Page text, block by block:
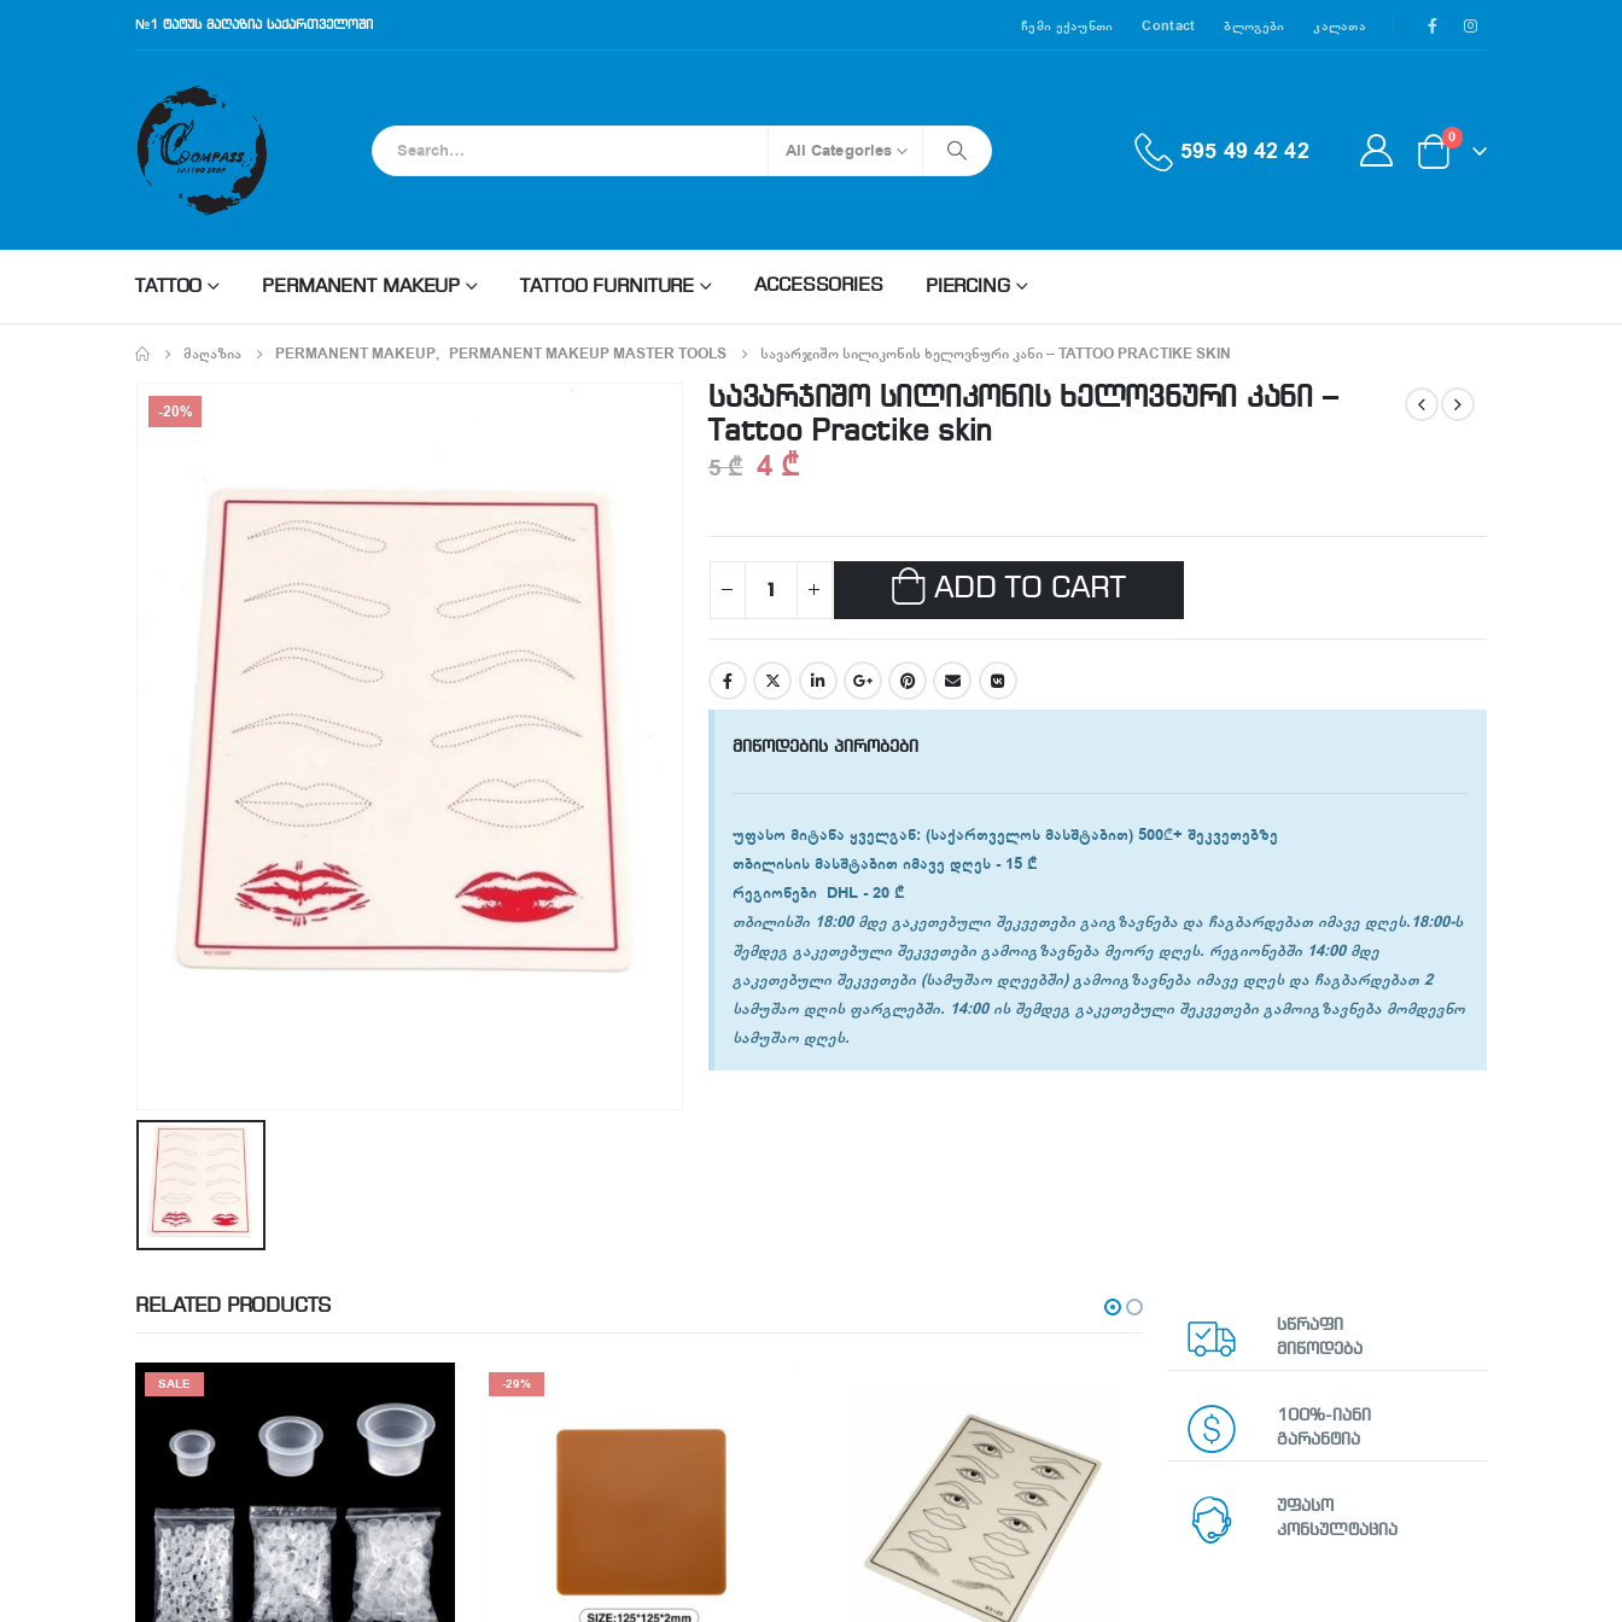
№1 ტატუს მაღაზია საქართველოში Ჩემი Ექაუნთი Contact Ბლოგები Კალათა
All Categories 595 49 42 42 0
TATTOO PERMANENT MAKEUP TATTOO FURNITURE ACCESSORIES PIERCING
ᲛᲐᲦᲐᲖᲘᲐ PERMANENT MAKEUP, PERMANENT MAKEUP MASTER TOOLS ᲡᲐᲕᲐᲠᲯᲘᲨᲝ ᲡᲘᲚᲘᲙᲝᲜᲘᲡ ᲮᲔᲚᲝᲕᲜᲣᲠᲘ ᲙᲐᲜᲘ – TATTOO PRACTIKE SKIN
-20%
სავარჯიშო სილიკონის ხელოვნური კანი –
Tattoo Practike skin
5₾ 4 ₾
ADD TO CART
მიწოდების პირობები
უფასო მიტანა ყველგან: (საქართველოს მასშტაბით) 500₾+ შეკვეთებზე
თბილისისმასშტაბით იმავე დღეს -15 ₾
რეგიონებიDHL -20 ₾
თბილისში 18:00 მდე გაკეთებული შეკვეთები გაიგზავნება და ჩაგბარდებათ იმავე დღეს.18:00-ს
შემდეგ გაკეთებული შეკვეთები გამოიგზავნება მეორე დღეს. რეგიონებში 14:00 მდე
გაკეთებული შეკვეთები (სამუშაო დღეებში) გამოიგზავნება იმავე დღეს და ჩაგბარდებათ 2
სამუშაო დღის ფარგლებში. 14:00 ის შემდეგ გაკეთებული შეკვეთები გამოიგზავნება მომდევნო
სამუშაო დღეს.
RELATED PRODUCTS
-29%
სწრაფი
მიწოდება
100%-იანი
გარანტია
უფასო
კონსულტაცია